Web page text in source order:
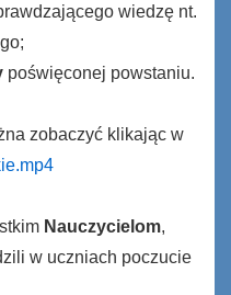
wiedzę nt.
poświęconej powstaniu.
zobaczyć klikając w
Nauczycielom,
w uczniach poczucie